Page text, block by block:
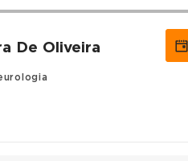
De Oliveira